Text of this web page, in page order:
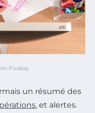
Pixabay
un résumé des
, et alertes.